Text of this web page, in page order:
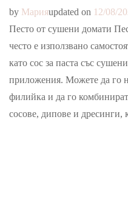
by Марияupdated on 12/08/
Песто от сушени домати
често е използвано
като сос за паста със
приложения. Можете да го
филийка и да го
сосове, дипове и